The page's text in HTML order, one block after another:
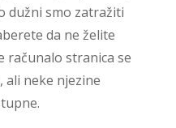
dužni smo zatražiti
da ne želite
računalo stranica se
ali neke njezine